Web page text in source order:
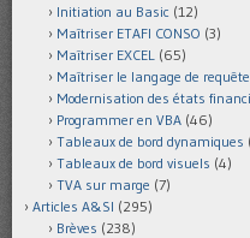
Initiation au Basic (12)
Maîtriser ETAFI CONSO (3)
Maîtriser EXCEL (65)
Maîtriser le langage de requête
Modernisation des états
Programmer en VBA (46)
Tableaux de bord dynamiques
Tableaux de bord visuels (4)
TVA sur marge (7)
Articles A&SI (295)
Brèves (238)